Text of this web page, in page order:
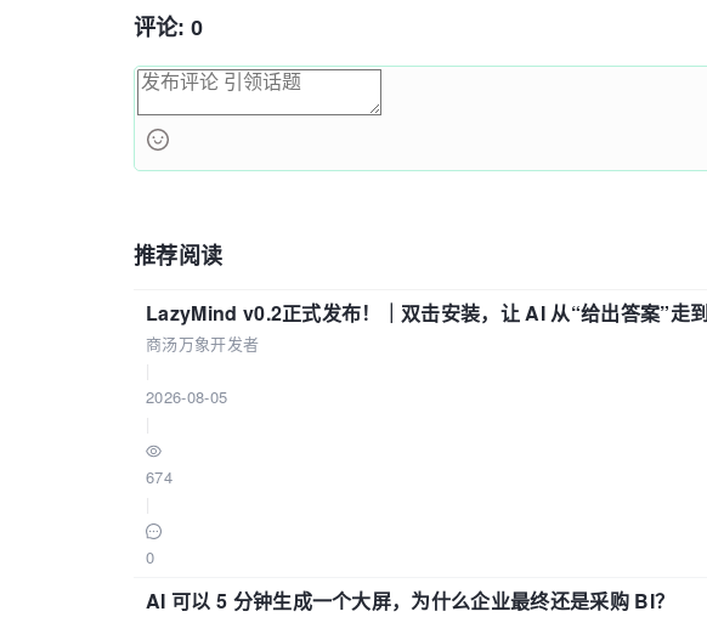
评论: 0
推荐阅读
LazyMind v0.2正式发布！｜双击安装，让 AI 从“给出答案”走
商汤万象开发者
2026-08-05
674
0
AI 可以 5 分钟生成一个大屏，为什么企业最终还是采购 BI？